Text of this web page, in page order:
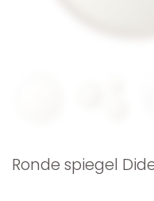
Ronde spiegel